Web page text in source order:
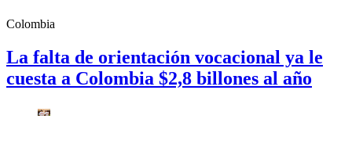
Colombia
La falta de orientación vocacional ya le
cuesta a Colombia $2,8 billones al año